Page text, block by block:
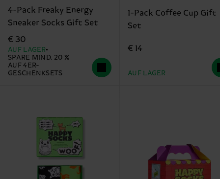
4-Pack Freaky Energy
Sneaker Socks Gift Set
€ 30
AUF LAGER
SPARE MIND. 20 %
AUF 4ER-
GESCHENKSETS
1-Pack Coffee Cup Gift
Set
€ 14
AUF LAGER